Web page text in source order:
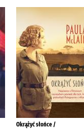
Okrążyć słońce /